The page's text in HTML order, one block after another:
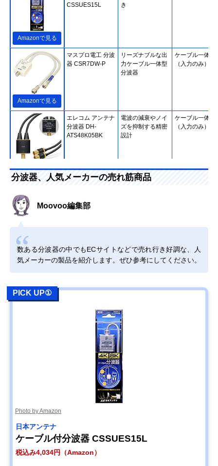
Amazonで見る
CSSUES15L
き
Amazonで見る
マスプロ電工 分波
器 CSR7DW-P
リーズナブルな出
力ケーブル一体型
分波器
ケーブル一体型
（入力のみ）
Amazonで見る
エレコム アンテナ
分波器 DH-
ATS48K05BK
電波の減衰やノイ
ズを抑制する精密
設計
ケーブル一体型
（入力のみ）
Amazonで見る
分波器 AE-327SW
Amazonで見る
DXアンテナ 分波
器 MBUM2WS(B)
ノイズに強い入出
力ケーブルを採用
ケーブル一体型
（入出力）
分波器 MBUMS
波器
日本アンテナ 屋内
用混合分波器
にくい高いシール
ド性能
アイネックス
(AINEX) アンテナ
分波器 ANT-DM
分波器・混合器と
して使える2in1
分波器、人気メーカーの売れ筋商品
Moovoo編集部
数ある分波器の中でもECサイトなどで売れ行き好調な、人
気メーカーの製品を紹介します。ぜひ参考にしてください。
PICK UP①
Photo by Amazon
日本アンテナ
ケーブル付分波器 CSSUES15L
税込み4,034円（Amazon）